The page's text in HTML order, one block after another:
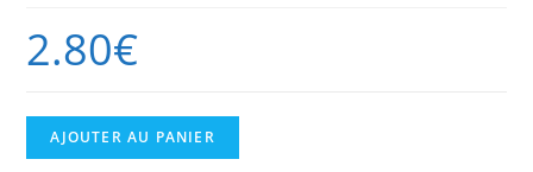
2.80€
quantité
de
AJOUTER AU PANIER